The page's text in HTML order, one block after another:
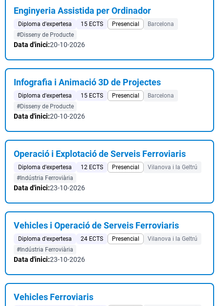
Enginyeria Assistida per Ordinador
Diploma d'expertesa 15 ECTS Presencial
Barcelona
#Disseny de Producte
Data d'inici:20-10-2026
Infografia i Animació 3D de Projectes
Diploma d'expertesa 15 ECTS Presencial
Barcelona
#Disseny de Producte
Data d'inici:20-10-2026
Operació i Explotació de Serveis Ferroviaris
Diploma d'expertesa 12 ECTS Presencial
Vilanova i la Geltrú
#Indústria Ferroviària
Data d'inici:23-10-2026
Vehicles i Operació de Serveis Ferroviaris
Diploma d'expertesa 24 ECTS Presencial
Vilanova i la Geltrú
#Indústria Ferroviària
Data d'inici:23-10-2026
Vehicles Ferroviaris